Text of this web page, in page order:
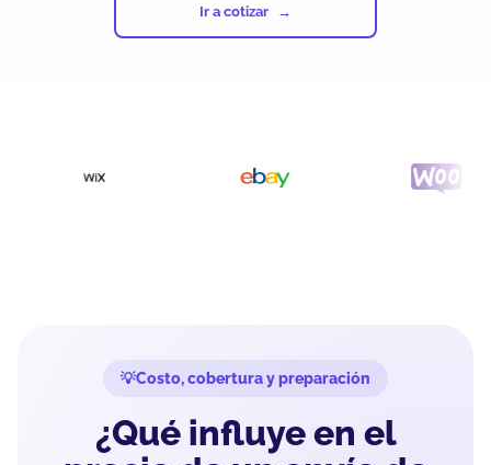
Ir a cotizar
Costo, cobertura y preparación
¿Qué influye en el